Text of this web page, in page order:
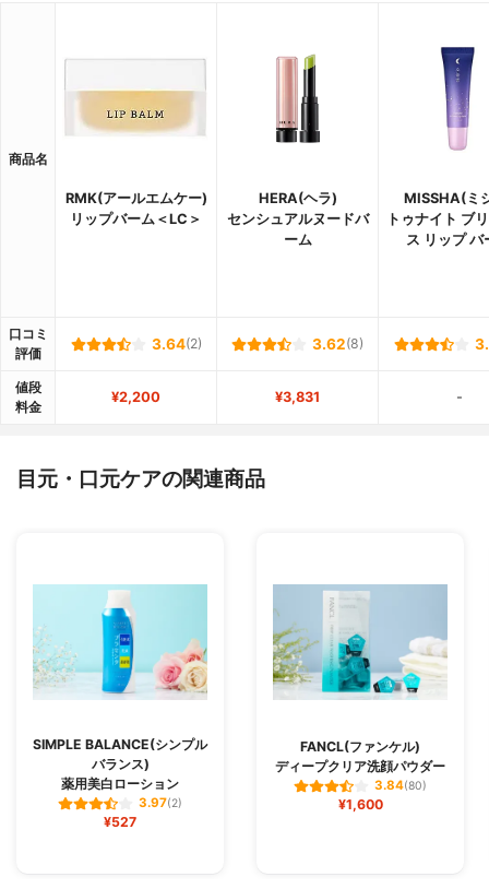
商品名
RMK(アールエムケー)
リップバーム＜LC＞
HERA(ヘラ)
センシュアルヌードバ
ーム
MISSHA(ミ
トゥナイト ブ
ス リップ バ
口コミ
評価
3.64(2) 3.62(8)
値段
料金
¥2,200 ¥3,831 -
目元・口元ケアの関連商品
SIMPLE BALANCE(シンプル
バランス)
薬用美白ローション
3.97(2)
¥527
FANCL(ファンケル)
ディープクリア洗顔パウダー
3.84(80)
¥1,600